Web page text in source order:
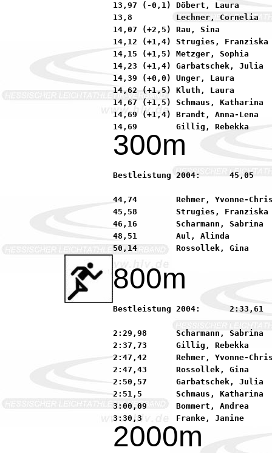
13,97 (-0,1) Döbert, Laura
13,8         Lechner, Cornelia
14,07 (+2,5) Rau, Sina
14,12 (+1,4) Strugies, Franziska
14,15 (+1,5) Metzger, Sophia
14,23 (+1,4) Garbatschek, Julia
14,39 (+0,0) Unger, Laura
14,62 (+1,5) Kluth, Laura
14,67 (+1,5) Schmaus,
14,69 (+1,4) Brandt, Anna-Lena
14,69        Gillig, Rebekka
300m
Bestleistung 2004:	45,05        Schönle, Jana           90 LG Offenbach
44,74        Rehmer, Yvonne-
45,58        Strugies, Franziska
46,16        Scharmann,
48,51        Aul, Alinda
800m
Bestleistung 2004:	2:33,61      Puglisi, Virginia       90 SSC Hanau-Rodenbach
2:29,98      Scharmann,
2:37,73      Gillig, Rebekka
2:47,42      Rehmer, Yvonne-
2:47,43      Rossollek, Gina
2:50,57      Garbatschek, Julia
2:51,5       Schmaus,
3:00,09      Bommert, Andrea
2000m